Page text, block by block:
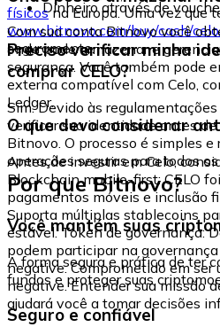
Dinheiro através de
físicosna Europa. Uma vez que
www.bitnovo.com/buy/cash/
seguramente.
Com sua conta Bitnovo você
onde pode armazenar e
segurança. Você também pode
externa compatível com Celo,
Ledger.
Preciso verificar minha
comprar CELO?
Sim. Devido às
verificar sua identidade antes
Bitnovo. O processo é simples e
operações seguras para todos os
O que devo considerar
Antes de investir em Celo,
Blockchain mobile-first: CELO
pagamentos móveis e inclusão
Suporta múltiplas stablecoins
estável. Token de governança:
podem participar na
negative: Comprometido em ser
negative. Entender sua missão
ajudará você a tomar decisões
Por que Bitnovo?
Você mantém suas
A forma segura e prática de ter
fundos e proteger suas
Seguro e confiável